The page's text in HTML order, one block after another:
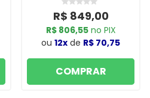
Sensor de Óleo
R$ 849,00
R$ 806,55no PIX
ou 12x de R$ 70,75
COMPRAR